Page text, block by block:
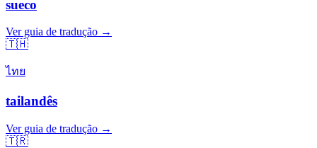
sueco
Ver guia de tradução →
🇹🇭
ไทย
tailandês
Ver guia de tradução →
🇹🇷